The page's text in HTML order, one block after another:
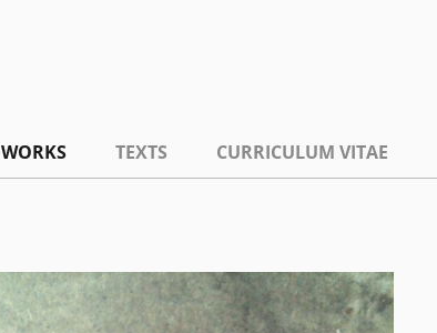
WORKS TEXTS CURRICULUM VITAE